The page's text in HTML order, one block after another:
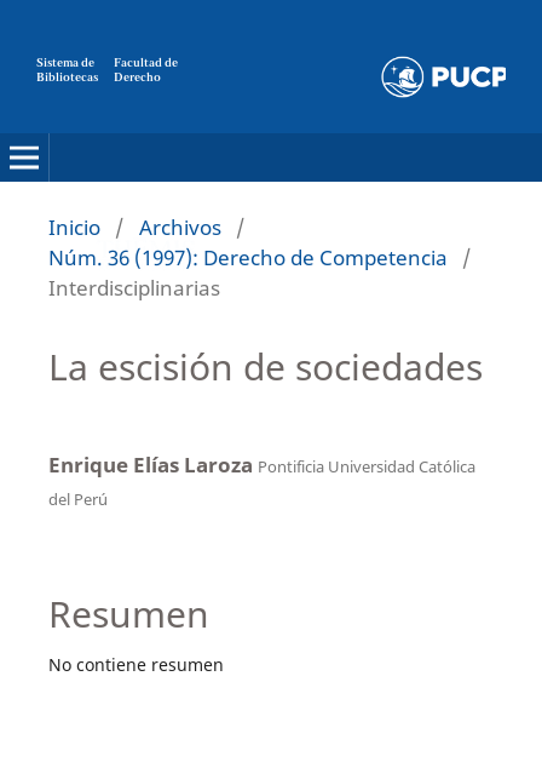
Sistema de
Bibliotecas
Facultad de
Derecho
Inicio / Archivos /
Núm. 36 (1997): Derecho de Competencia
/
Interdisciplinarias
La escisión de sociedades
Enrique Elías Laroza Pontificia Universidad Católica
del Perú
Resumen
No contiene resumen